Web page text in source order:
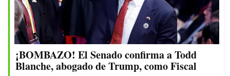
¡BOMBAZO! El Senado confirma a Todd
Blanche, abogado de Trump, como Fiscal